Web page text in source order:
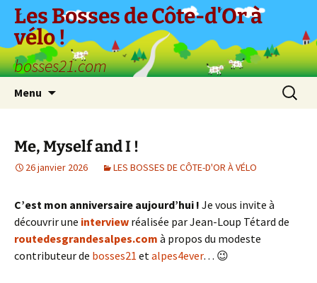
Aller
contenu
Les Bosses de Côte-d'Or à
vélo !
bosses21.com
Menu
Me, Myself and I !
26 janvier 2026 LES BOSSES DE CÔTE-D'OR À VÉLO
C’est mon anniversaire aujourd’hui ! Je vous invite à
découvrir une interview réalisée par Jean-Loup Tétard de
routedesgrandesalpes.com à propos du modeste
contributeur de bosses21 etalpes4ever… 😉